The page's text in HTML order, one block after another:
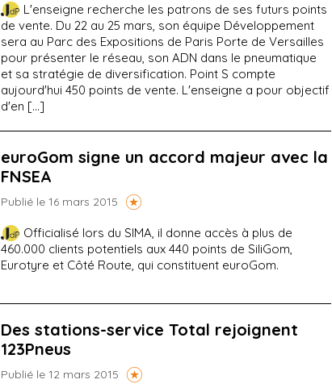
L'enseigne recherche les patrons de ses futurs points
de vente. Du 22 au 25 mars, son équipe Développement
sera au Parc des Expositions de Paris Porte de Versailles
pour présenter le réseau, son ADN dans le pneumatique
et sa stratégie de diversification. Point S compte
aujourd'hui 450 points de vente. L'enseigne a pour objectif
d'en […]
euroGom signe un accord majeur avec la
FNSEA
Publié le 16 mars 2015
Officialisé lors du SIMA, il donne accès à plus de
460.000 clients potentiels aux 440 points de SiliGom,
Eurotyre et Côté Route, qui constituent euroGom.
Des stations-service Total rejoignent
123Pneus
Publié le 12 mars 2015